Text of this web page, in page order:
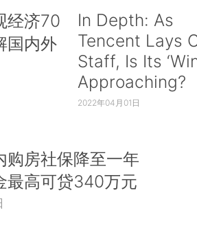
经济70
国内外
In Depth: As
Tencent Lays
Staff, Is Its
Approaching?
2022年04月01日
购房社保降至一年
最高可贷340万元